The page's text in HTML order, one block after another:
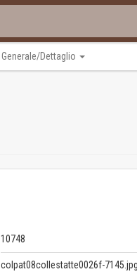
Generale/Dettaglio
10748
colpat08collestatte0026f-